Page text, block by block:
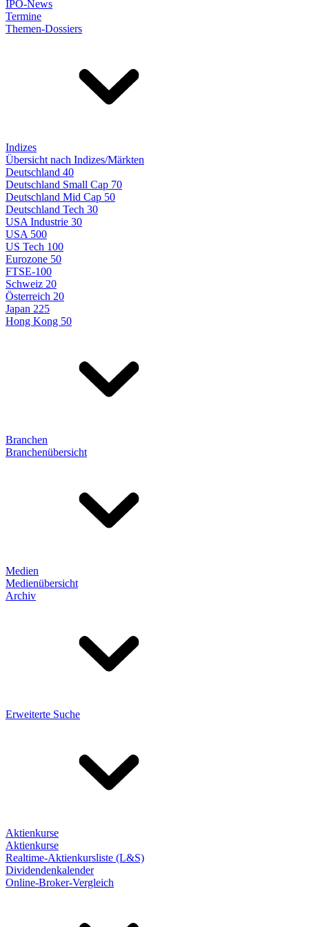
IPO-News
Termine
Themen-Dossiers
Indizes
Übersicht nach Indizes/Märkten
Deutschland 40
Deutschland Small Cap 70
Deutschland Mid Cap 50
Deutschland Tech 30
USA Industrie 30
USA 500
US Tech 100
Eurozone 50
FTSE-100
Schweiz 20
Österreich 20
Japan 225
Hong Kong 50
Branchen
Branchenübersicht
Medien
Medienübersicht
Archiv
Erweiterte Suche
Aktienkurse
Aktienkurse
Realtime-Aktienkursliste (L&S)
Dividendenkalender
Online-Broker-Vergleich